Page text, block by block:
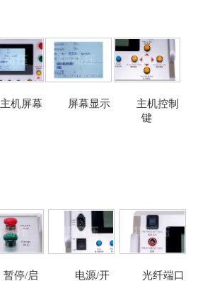
主机屏幕 屏幕显示
主机控制
键
暂停/启
电源/开
光纤端口